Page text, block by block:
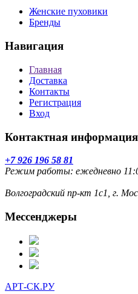
Женские пуховики
Бренды
Навигация
Главная
Доставка
Контакты
Регистрация
Вход
Контактная информация
+7 926 196 58 81
Режим работы: ежедневно
Волгоградский пр-кт 1с1, г.
Мессенджеры
АРТ-СК.РУ